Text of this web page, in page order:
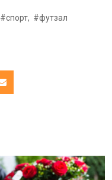
#спорт, #футзал